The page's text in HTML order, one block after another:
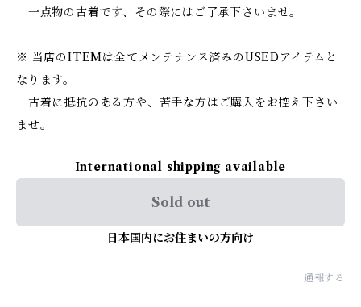
一点物の古着です、その際にはご了承下さいませ。
※ 当店のITEMは全てメンテナンス済みのUSEDアイテムと
なります。
古着に抵抗のある方や、苦手な方はご購入をお控え下さい
ませ。
International shipping available
Sold out
日本国内にお住まいの方向け
通報する